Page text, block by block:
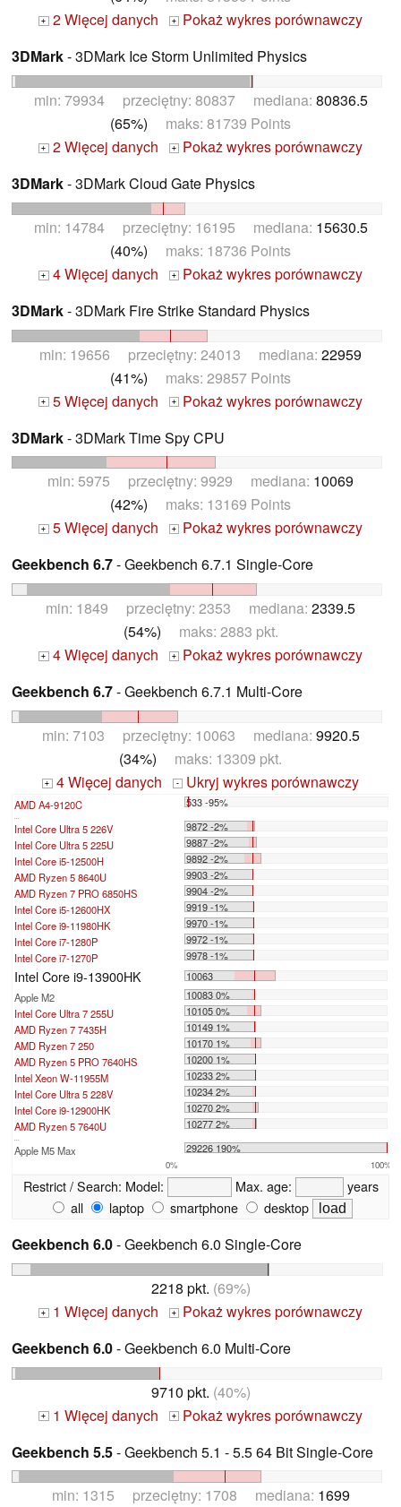
+ 2 Więcej danych +
Pokaż wykres porównawczy
3DMark- 3DMark Ice Storm Unlimited Physics
min: 79934 przeciętny: 80837 mediana: 80836.5
(65%) maks: 81739 Points
+ 2 Więcej danych +
Pokaż wykres porównawczy
3DMark- 3DMark Cloud Gate Physics
min: 14784 przeciętny: 16195 mediana: 15630.5
(40%) maks: 18736 Points
+ 4 Więcej danych +
Pokaż wykres porównawczy
3DMark- 3DMark Fire Strike Standard Physics
min: 19656 przeciętny: 24013 mediana: 22959
(41%) maks: 29857 Points
+ 5 Więcej danych +
Pokaż wykres porównawczy
3DMark- 3DMark Time Spy CPU
min: 5975 przeciętny: 9929 mediana: 10069
(42%) maks: 13169 Points
+ 5 Więcej danych +
Pokaż wykres porównawczy
Geekbench 6.7- Geekbench 6.7.1 Single-Core
min: 1849 przeciętny: 2353 mediana: 2339.5
(54%) maks: 2883 pkt.
+ 4 Więcej danych +
Pokaż wykres porównawczy
Geekbench 6.7- Geekbench 6.7.1 Multi-Core
min: 7103 przeciętny: 10063 mediana: 9920.5
(34%) maks: 13309 pkt.
+ 4 Więcej danych - Ukryj wykres porównawczy
AMD A4-9120C 533 -95%
...
Intel Core Ultra 5 226V
9872 -2%
Intel Core Ultra 5 225U
9887 -2%
Intel Core i5-12500H
9892 -2%
AMD Ryzen 5 8640U
9903 -2%
AMD Ryzen 7 PRO 6850HS
9904 -2%
Intel Core i5-12600HX
9919 -1%
Intel Core i9-11980HK
9970 -1%
Intel Core i7-1280P
9972 -1%
Intel Core i7-1270P
9978 -1%
Intel Core i9-13900HK
10063
Apple M2
10083 0%
Intel Core Ultra 7 255U
10105 0%
AMD Ryzen 7 7435H
10149 1%
AMD Ryzen 7 250
10170 1%
AMD Ryzen 5 PRO 7640HS
10200 1%
Intel Xeon W-11955M
10233 2%
Intel Core Ultra 5 228V
10234 2%
Intel Core i9-12900HK
10270 2%
AMD Ryzen 5 7640U
10277 2%
...
Apple M5 Max 29226 190%
0% 100%
Restrict / Search: Model: Max. age:
years
all
laptop smartphone desktop
Geekbench 6.0- Geekbench 6.0 Single-Core
2218 pkt. (69%)
+ 1 Więcej danych +
Pokaż wykres porównawczy
Geekbench 6.0- Geekbench 6.0 Multi-Core
9710 pkt. (40%)
+ 1 Więcej danych +
Pokaż wykres porównawczy
Geekbench 5.5- Geekbench 5.1 - 5.5 64 Bit Single-Core
min: 1315 przeciętny: 1708 mediana: 1699